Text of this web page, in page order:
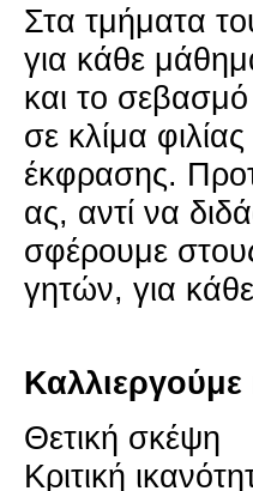
Στα τμή­μα­τα
για κάθε
και το
σε κλίμα
έκ­φρα­σης.
ας, αντί να
σφέ­ρου­με
γη­τών, για
Θε­τι­κή σκέψη
Κρι­τι­κή